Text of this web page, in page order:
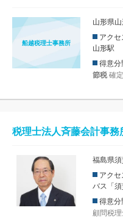
船越税理士事務所
山形県
アクセ
山形駅
得意分
節税 確
税理士法人斉藤会計事務
福島県
アクセ
バス「
得意分
顧問税